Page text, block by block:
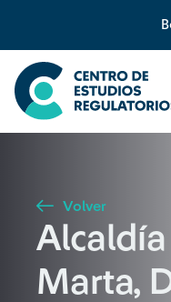
Búsqueda
Seleccione país
Buscar
Volver
Marta,